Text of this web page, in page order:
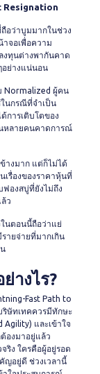
Resignation
อว่าบูมมากในช่วง
าจอเพื่อความ
งทุนต่างพากันคาด
อย่างแน่นอน
Normalized ผู้คน
ในกรณีที่จำเป็น
การเติบโตของ
หลายคนคาดการณ์
างมาก แต่ก็ไม่ได้
เรื่องของราคาหุ้นที่
ฟองสบู่ที่ยังไม่ถึง
ว
ในตอนนี้ถือว่าแย่
ายจ่ายที่มากเกิน
างไร?
Fast Path to
ริษัทเทคควรมีทักษะ
และเข้าใจ
องมาอยู่แล้ว
ริง ใครคือผู้อยู่รอด
คัญอยู่ดี ช่วงเวลานี้